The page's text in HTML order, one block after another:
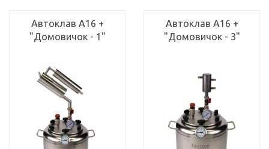
Автоклав А16 +
"Домовичок - 1"
Автоклав А16 +
"Домовичок - 3"